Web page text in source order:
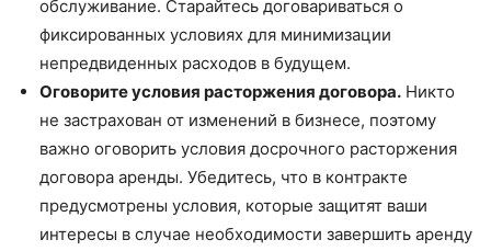
обслуживание. Старайтесь договариваться о
фиксированных условиях для минимизации
непредвиденных расходов в будущем.
Оговорите условия расторжения договора. Никто
не застрахован от изменений в бизнесе, поэтому
важно оговорить условия досрочного расторжения
договора аренды. Убедитесь, что в контракте
предусмотрены условия, которые защитят ваши
интересы в случае необходимости завершить аренду